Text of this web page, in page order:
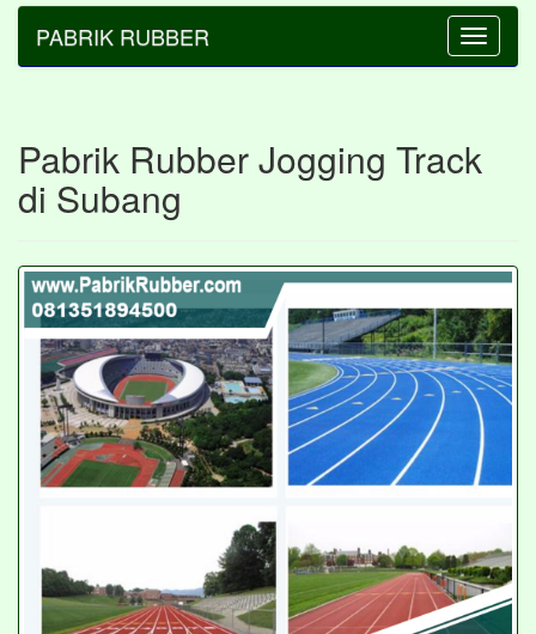
Toggle
PABRIK RUBBER
Pabrik Rubber Jogging Track
di Subang